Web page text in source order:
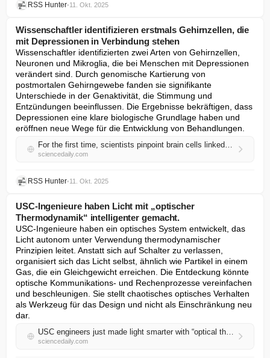
RSS Hunter•11. Okt. 2025
Wissenschaftler identifizieren erstmals Gehirnzellen, die
mit Depressionen in Verbindung stehen
Wissenschaftler identifizierten zwei Arten von Gehirnzellen,
Neuronen und Mikroglia, die bei Menschen mit Depressionen
verändert sind. Durch genomische Kartierung von
postmortalen Gehirngewebe fanden sie signifikante
Unterschiede in der Genaktivität, die Stimmung und
Entzündungen beeinflussen. Die Ergebnisse bekräftigen, dass
Depressionen eine klare biologische Grundlage haben und
eröffnen neue Wege für die Entwicklung von Behandlungen.
For the first time, scientists pinpoint brain cells linked to depression
sciencedaily.com
RSS Hunter•11. Okt. 2025
USC-Ingenieure haben Licht mit „optischer
Thermodynamik“ intelligenter gemacht.
USC-Ingenieure haben ein optisches System entwickelt, das
Licht autonom unter Verwendung thermodynamischer
Prinzipien leitet. Anstatt sich auf Schalter zu verlassen,
organisiert sich das Licht selbst, ähnlich wie Partikel in einem
Gas, die ein Gleichgewicht erreichen. Die Entdeckung könnte
optische Kommunikations- und Rechenprozesse vereinfachen
und beschleunigen. Sie stellt chaotisches optisches Verhalten
als Werkzeug für das Design und nicht als Einschränkung neu
dar.
USC engineers just made light smarter with “optical thermodynamics”
sciencedaily.com